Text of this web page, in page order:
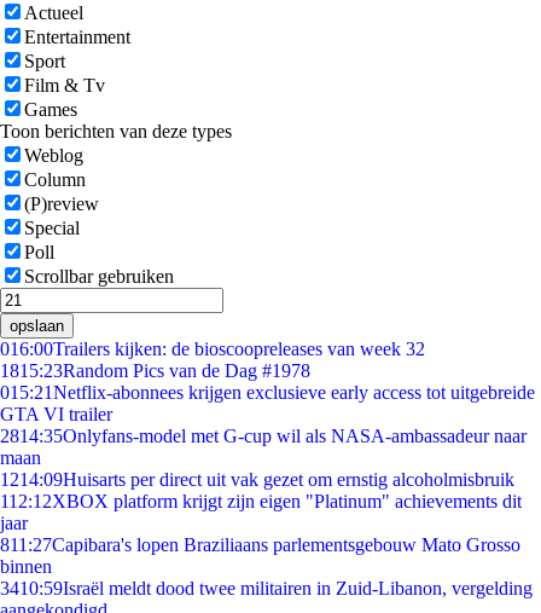
Actueel
Entertainment
Sport
Film & Tv
Games
Toon berichten van deze types
Weblog
Column
(P)review
Special
Poll
Scrollbar gebruiken
opslaan
016:00Trailers kijken: de bioscoopreleases van week 32
1815:23Random Pics van de Dag #1978
015:21Netflix-abonnees krijgen exclusieve early access tot uitgebreide
GTA VI trailer
2814:35Onlyfans-model met G-cup wil als NASA-ambassadeur naar
maan
1214:09Huisarts per direct uit vak gezet om ernstig alcoholmisbruik
112:12XBOX platform krijgt zijn eigen "Platinum" achievements dit
jaar
811:27Capibara's lopen Braziliaans parlementsgebouw Mato Grosso
binnen
3410:59Israël meldt dood twee militairen in Zuid-Libanon, vergelding